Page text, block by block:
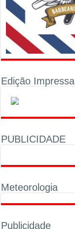
Edição Impressa
PUBLICIDADE
Meteorologia
Publicidade